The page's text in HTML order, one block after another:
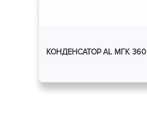
КОНДЕНСАТОР AL МГК 360